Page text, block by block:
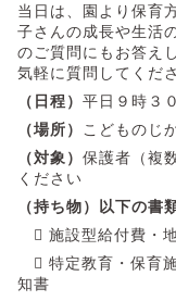
当日は、園より保育
子さんの成長や生活
のご質問にもお答え
気軽に質問してくだ
（日程） 平日９時３
（場所）
こどものじ
（対象） 保護者（複
ください
（持ち物）以下の書
 施設型給付費・
 特定教育・保育
知書